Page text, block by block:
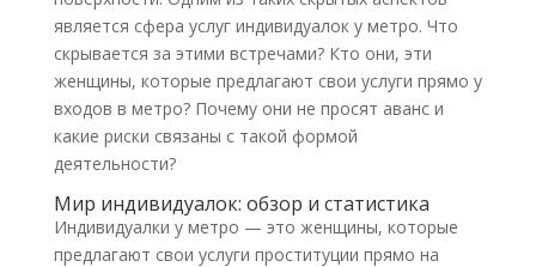
является сфера услуг индивидуалок у метро. Что
скрывается за этими встречами? Кто они, эти
женщины, которые предлагают свои услуги прямо у
входов в метро? Почему они не просят аванс и
какие риски связаны с такой формой
деятельности?
Мир индивидуалок: обзор и статистика
Индивидуалки у метро — это женщины, которые
предлагают свои услуги проституции прямо на